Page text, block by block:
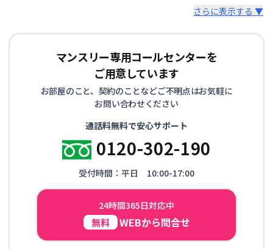
さらに表示する ▼
マンスリー専用コールセンターを
ご用意しています
お部屋のこと、契約のことなどご不明点はお気軽に
お問い合わせください
通話料無料で安心サポート
0120-302-190
受付時間：平日 10:00-17:00
24時間365日対応中
無料 WEBから問合せ